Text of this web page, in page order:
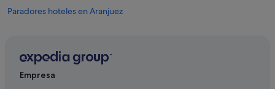
Paradores hoteles en Aranjuez
Hoteles que aceptan mascotas en Madrid
Empresa